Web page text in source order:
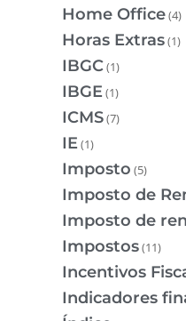
Home Office(4)
Horas Extras(1)
IBGC(1)
IBGE(1)
ICMS(7)
IE(1)
Imposto (5)
Imposto de
Imposto de
Impostos(11)
Incentivos
Indicadores